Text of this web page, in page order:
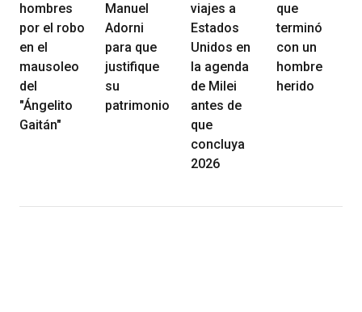
hombres
por el robo
en el
mausoleo
del
"Ángelito
Gaitán"
Manuel
Adorni
para que
justifique
su
patrimonio
viajes a
Estados
Unidos en
la agenda
de Milei
antes de
que
concluya
2026
que
terminó
con un
hombre
herido